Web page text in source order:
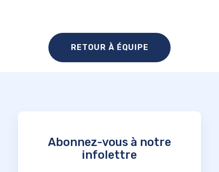
RETOUR À ÉQUIPE
Abonnez-vous à notre
infolettre